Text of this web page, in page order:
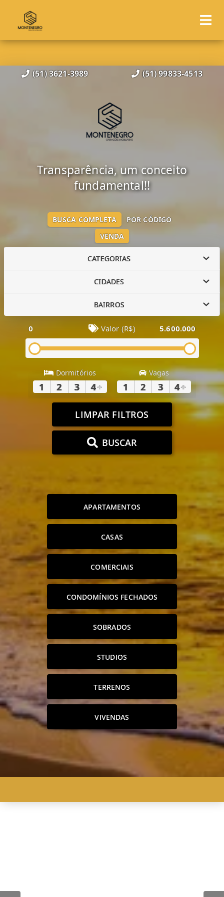
(51) 3621-3989 (51) 99833-4513
Transparência, um conceito
fundamental!!
VENDA
BUSCA COMPLETA POR CÓDIGO
CATEGORIAS
CIDADES
BAIRROS
0 Valor (R$) 5.600.000
Dormitórios
1 2 3 4+
Vagas
1 2 3 4+
LIMPAR FILTROS
BUSCAR
APARTAMENTOS
CASAS
COMERCIAIS
CONDOMÍNIOS FECHADOS
SOBRADOS
STUDIOS
TERRENOS
VIVENDAS